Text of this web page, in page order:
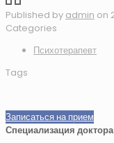
Published by admin on
Categories
Психотерапевт
Tags
Записаться на прием
Специализация